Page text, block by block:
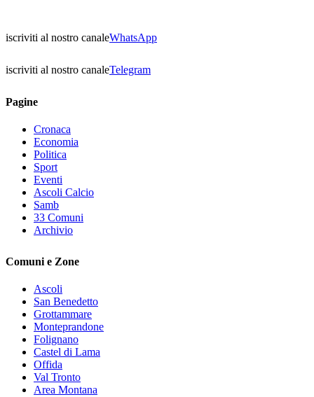
iscriviti al nostro canaleWhatsApp
iscriviti al nostro canaleTelegram
Pagine
Cronaca
Economia
Politica
Sport
Eventi
Ascoli Calcio
Samb
33 Comuni
Archivio
Comuni e Zone
Ascoli
San Benedetto
Grottammare
Monteprandone
Folignano
Castel di Lama
Offida
Val Tronto
Area Montana